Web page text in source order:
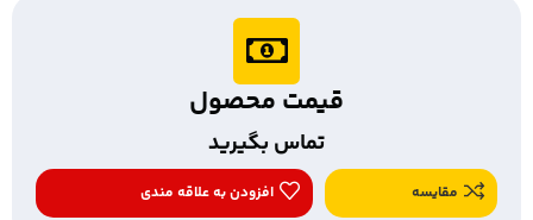
قیمت محصول
تماس بگیرید
مقایسه افزودن به علاقه مندی